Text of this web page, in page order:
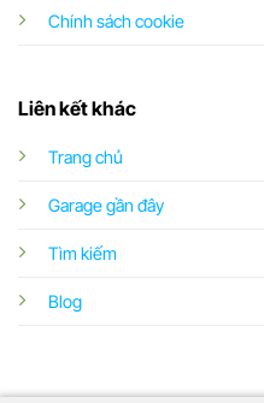
Chính sách cookie
Liên kết khác
Trang chủ
Garage gần đây
Tìm kiếm
Blog